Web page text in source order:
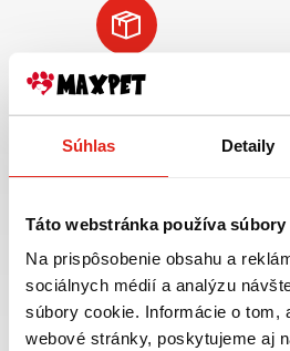
Súhlas Detaily
Táto webstránka používa súbory
Na prispôsobenie obsahu a
sociálnych médií a analýzu
súbory cookie. Informácie o tom,
webové stránky, poskytujeme aj
Doprava ZADARMO
pre objednávky
VIAC INFO
Zasielame aj
doprava už od